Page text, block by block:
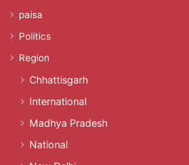
paisa
Politics
Region
Chhattisgarh
International
Madhya Pradesh
National